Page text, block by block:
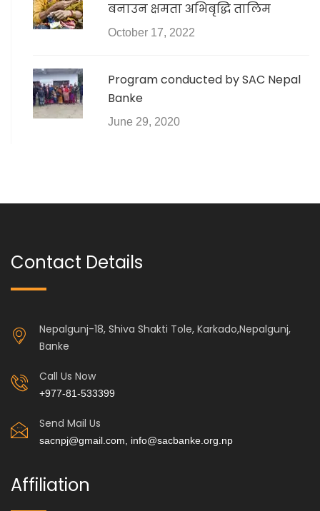
बनाउन क्षमता अभिबृद्धि तालिम
October 17, 2022
Program conducted by SAC Nepal
Banke
June 29, 2020
Contact Details
Nepalgunj-18, Shiva Shakti Tole, Karkado,Nepalgunj,
Banke
Call Us Now
+977-81-533399
Send Mail Us
sacnpj@gmail.com, info@sacbanke.org.np
Affiliation